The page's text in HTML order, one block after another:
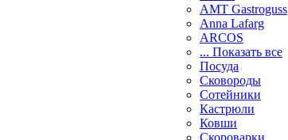
AMT Gastroguss
Anna Lafarg
ARCOS
... Показать все
Посуда
Сковороды
Сотейники
Кастрюли
Ковши
Скороварки